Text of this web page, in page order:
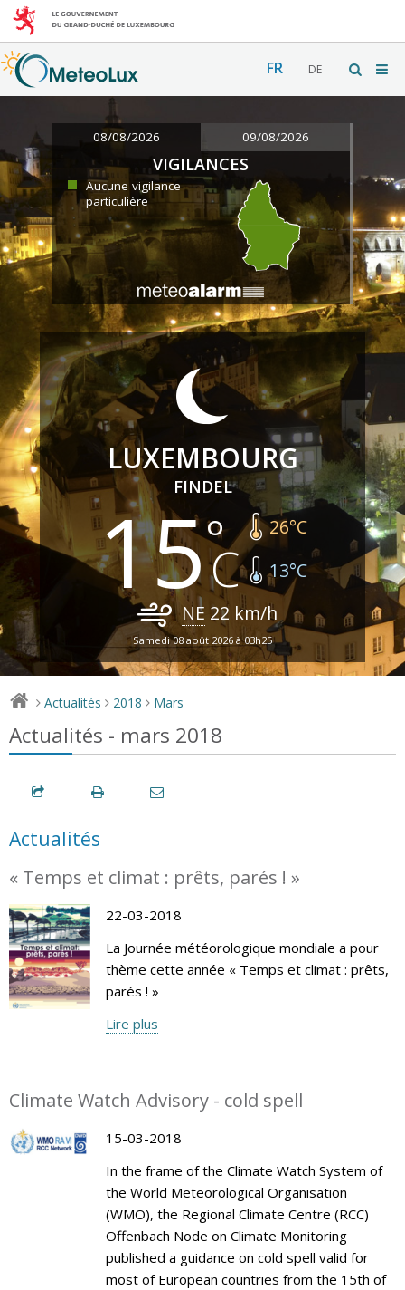
FR DE
08/08/2026 09/08/2026
VIGILANCES
Aucune vigilance
particulière
LUXEMBOURG
FINDEL
15 26°C
13°C
NE 22 km/h
Samedi 08 août 2026 à 03h25
> Actualités > 2018 > Mars
Actualités - mars 2018
Actualités
« Temps et climat : prêts, parés ! »
22-03-2018
La Journée météorologique mondiale a pour
thème cette année « Temps et climat : prêts,
parés ! »
Lire plus
Climate Watch Advisory - cold spell
15-03-2018
In the frame of the Climate Watch System of
the World Meteorological Organisation
(WMO), the Regional Climate Centre (RCC)
Offenbach Node on Climate Monitoring
published a guidance on cold spell valid for
most of European countries from the 15th of